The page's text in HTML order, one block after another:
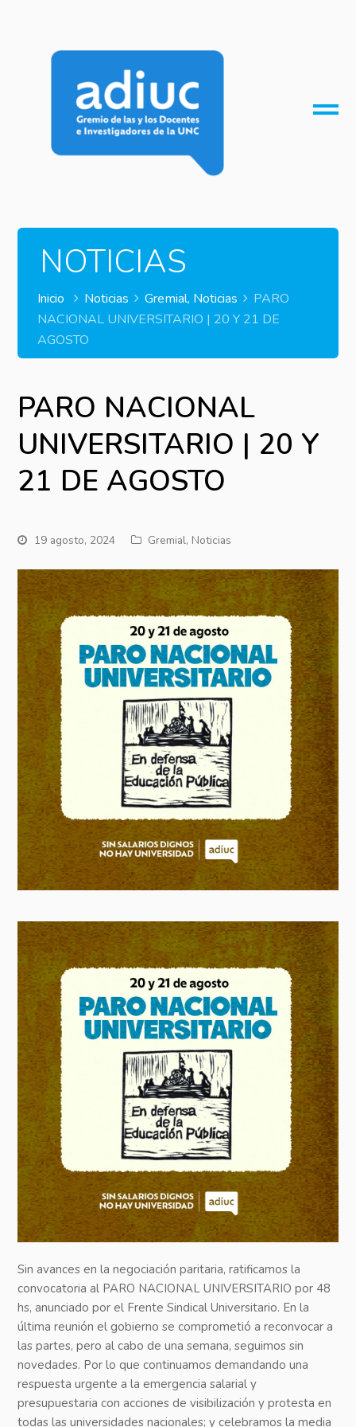
NOTICIAS
Inicio Noticias Gremial, Noticias
PARO
NACIONAL UNIVERSITARIO | 20 Y 21 DE
AGOSTO
PARO NACIONAL
UNIVERSITARIO | 20 Y
21 DE AGOSTO
19 agosto, 2024 Gremial, Noticias
Sin avances en la negociación paritaria, ratificamos la
convocatoria al PARO NACIONAL UNIVERSITARIO por 48
hs, anunciado por el Frente Sindical Universitario. En la
última reunión el gobierno se comprometió a reconvocar a
las partes, pero al cabo de una semana, seguimos sin
novedades. Por lo que continuamos demandando una
respuesta urgente a la emergencia salarial y
presupuestaria con acciones de visibilización y protesta en
todas las universidades nacionales; y celebramos la media